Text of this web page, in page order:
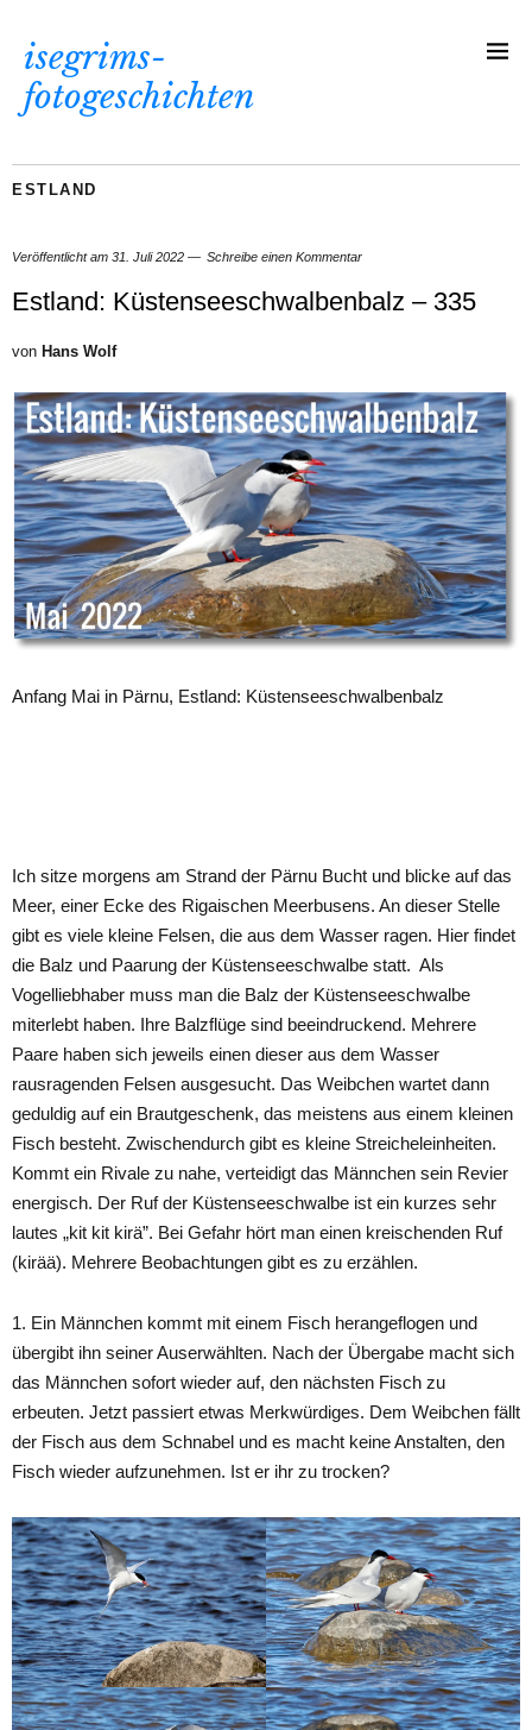
isegrims-
fotogeschichten
ESTLAND
Veröffentlicht am 31. Juli 2022 Schreibe einen Kommentar
Estland: Küstenseeschwalbenbalz – 335
von Hans Wolf
Anfang Mai in Pärnu, Estland: Küstenseeschwalbenbalz
Ich sitze morgens am Strand der Pärnu Bucht und blicke auf das
Meer, einer Ecke des Rigaischen Meerbusens. An dieser Stelle
gibt es viele kleine Felsen, die aus dem Wasser ragen. Hier findet
die Balz und Paarung der Küstenseeschwalbe statt. Als
Vogelliebhaber muss man die Balz der Küstenseeschwalbe
miterlebt haben. Ihre Balzflüge sind beeindruckend. Mehrere
Paare haben sich jeweils einen dieser aus dem Wasser
rausragenden Felsen ausgesucht. Das Weibchen wartet dann
geduldig auf ein Brautgeschenk, das meistens aus einem kleinen
Fisch besteht. Zwischendurch gibt es kleine Streicheleinheiten.
Kommt ein Rivale zu nahe, verteidigt das Männchen sein Revier
energisch. Der Ruf der Küstenseeschwalbe ist ein kurzes sehr
lautes „kit kit kirä”. Bei Gefahr hört man einen kreischenden Ruf
(kirää). Mehrere Beobachtungen gibt es zu erzählen.
1. Ein Männchen kommt mit einem Fisch herangeflogen und
übergibt ihn seiner Auserwählten. Nach der Übergabe macht sich
das Männchen sofort wieder auf, den nächsten Fisch zu
erbeuten. Jetzt passiert etwas Merkwürdiges. Dem Weibchen fällt
der Fisch aus dem Schnabel und es macht keine Anstalten, den
Fisch wieder aufzunehmen. Ist er ihr zu trocken?